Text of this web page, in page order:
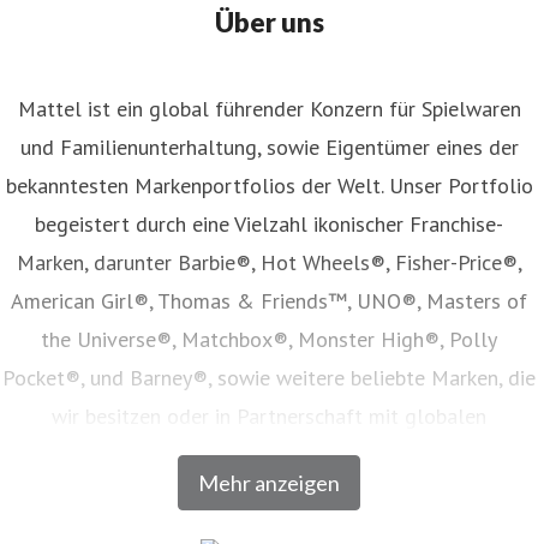
Über uns
Mehr anzeigen
Mattel ist ein global führender Konzern für Spielwaren
und Familienunterhaltung, sowie Eigentümer eines der
bekanntesten Markenportfolios der Welt. Unser Portfolio
begeistert durch eine Vielzahl ikonischer Franchise-
Marken, darunter Barbie®, Hot Wheels®, Fisher-Price®,
American Girl®, Thomas & Friends™, UNO®, Masters of
the Universe®, Matchbox®, Monster High®, Polly
Pocket®, und Barney®, sowie weitere beliebte Marken, die
wir besitzen oder in Partnerschaft mit globalen
Unterhaltungsunternehmen lizenzieren. Unser Angebot
umfasst Spielwaren, Film- und Fernsehinhalte,